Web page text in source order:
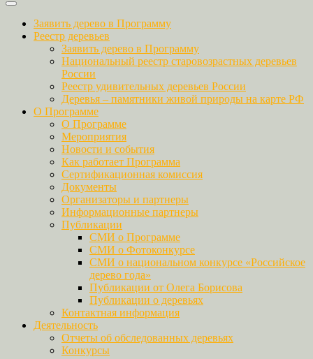
Заявить дерево в Программу
Реестр деревьев
Заявить дерево в Программу
Национальный реестр старовозрастных деревьев
России
Реестр удивительных деревьев России
Деревья – памятники живой природы на карте РФ
О Программе
О Программе
Мероприятия
Новости и события
Как работает Программа
Сертификационная комиссия
Документы
Организаторы и партнеры
Информационные партнеры
Публикации
СМИ о Программе
СМИ о Фотоконкурсе
СМИ о национальном конкурсе «Российское
дерево года»
Публикации от Олега Борисова
Публикации о деревьях
Контактная информация
Деятельность
Отчеты об обследованных деревьях
Конкурсы